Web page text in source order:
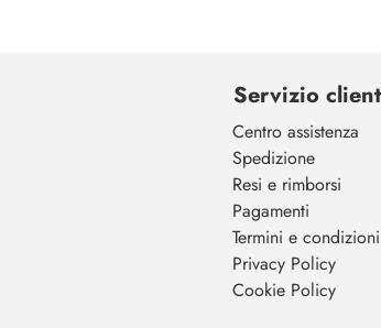
Servizio
Centro assistenza
Spedizione
Resi e rimborsi
Pagamenti
Termini e condizioni
Privacy Policy
Cookie Policy